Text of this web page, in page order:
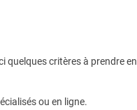
quelques critères à prendre
ou en ligne.